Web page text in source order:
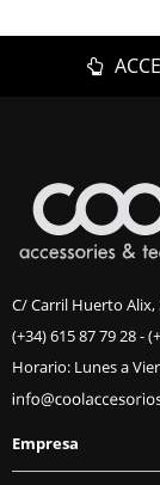
C/ Carril Huerto Alix,
(+34) 615 87 79 28-
Horario: Lunes a
Empresa